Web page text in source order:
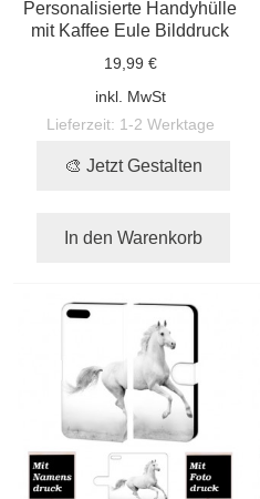
Personalisierte Handyhülle
mit Kaffee Eule Bilddruck
19,99 €
inkl. MwSt
Lieferzeit: 1-2 Werktage
🎨 Jetzt Gestalten
In den Warenkorb